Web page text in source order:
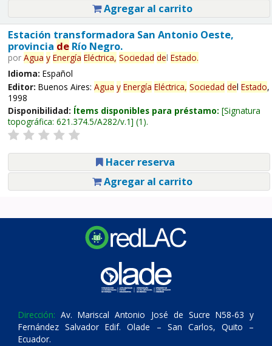
Agregar al carrito
Estación transformadora San Antonio Oeste,
provincia deRío Negro.
por Agua y Energía Eléctrica, Sociedad del Estado.
Idioma: Español
Editor: Buenos Aires: Agua y Energía Eléctrica, Sociedad del Estado,
1998
Disponibilidad: Ítems disponibles para préstamo: Signatura
topográfica: 621.374.5/A282/v.1 (1).
Hacer reserva
Agregar al carrito
Dirección: Av. Mariscal Antonio José de Sucre N58-63 y
Fernández Salvador Edif. Olade – San Carlos, Quito –
Ecuador.